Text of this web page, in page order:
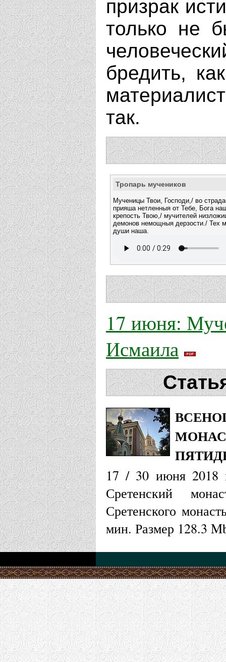
призрак
только не
бредить,
так.
Тропарь мучеников
Мученицы Твои, Господи,/ во
прияша нетленныя от Тебе, Бога
крепость Твою,/ мучителей
демонов немощныя дерзости./ Тех
души наша.
17 июня:
Исмаила
17 / 30 июня 2018
Сретенский
Сретенского
мин. Размер 128.3